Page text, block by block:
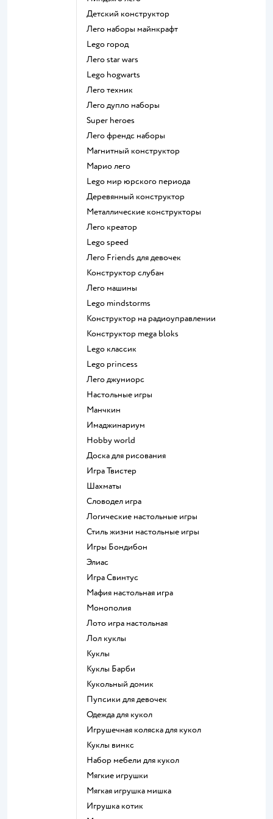
Детский конструктор
Лего наборы майнкрафт
Lego город
Лего star wars
Lego hogwarts
Лего техник
Лего дупло наборы
Super heroes
Лего френдс наборы
Магнитный конструктор
Марио лего
Lego мир юрского периода
Деревянный конструктор
Металлические конструкторы
Лего креатор
Lego speed
Лего Friends для девочек
Конструктор слубан
Лего машины
Lego mindstorms
Конструктор на радиоуправлении
Конструктор mega bloks
Lego классик
Lego princess
Лего джуниорс
Настольные игры
Манчкин
Имаджинариум
Hobby world
Доска для рисования
Игра Твистер
Шахматы
Словодел игра
Логические настольные игры
Стиль жизни настольные игры
Игры Бондибон
Элиас
Игра Свинтус
Мафия настольная игра
Монополия
Лото игра настольная
Лол куклы
Куклы
Куклы Барби
Кукольный домик
Пупсики для девочек
Одежда для кукол
Игрушечная коляска для кукол
Куклы винкс
Набор мебели для кукол
Мягкие игрушки
Мягкая игрушка мишка
Игрушка котик